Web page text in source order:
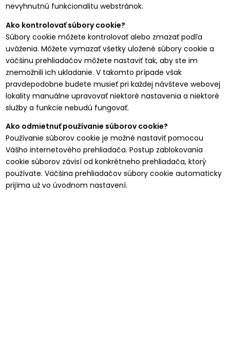
nevyhnutnú funkcionalitu webstránok.
Ako kontrolovať súbory cookie?
Súbory cookie môžete kontrolovať alebo zmazať podľa
uváženia. Môžete vymazať všetky uložené súbory cookie a
väčšinu prehliadačov môžete nastaviť tak, aby ste im
znemožnili ich ukladanie. V takomto prípade však
pravdepodobne budete musieť pri každej návšteve webovej
lokality manuálne upravovať niektoré nastavenia a niektoré
služby a funkcie nebudú fungovať.
Ako odmietnuť používanie súborov cookie?
Používanie súborov cookie je možné nastaviť pomocou
Vášho internetového prehliadača. Postup zablokovania
cookie súborov závisí od konkrétneho prehliadača, ktorý
používate. Väčšina prehliadačov súbory cookie automaticky
prijíma už vo úvodnom nastavení.